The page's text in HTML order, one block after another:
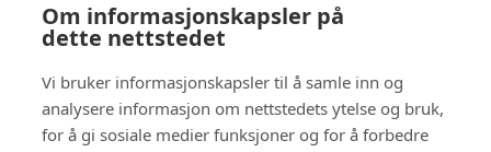
Om informasjonskapsler på
dette nettstedet
Vi bruker informasjonskapsler til å samle inn og
analysere informasjon om nettstedets ytelse og bruk,
for å gi sosiale medier funksjoner og for å forbedre
Følg oss i sosiale medier